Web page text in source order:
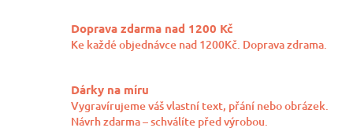
v
ý
u
Doprava zdarma nad 1200 Kč
Ke každé objednávce nad 1200Kč. Doprava zdrama.
Dárky na míru
Vygravírujeme váš vlastní text, přání nebo obrázek.
Návrh zdarma – schválíte před výrobou.